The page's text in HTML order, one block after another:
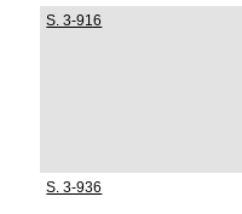
S. 3-916
S. 3-936